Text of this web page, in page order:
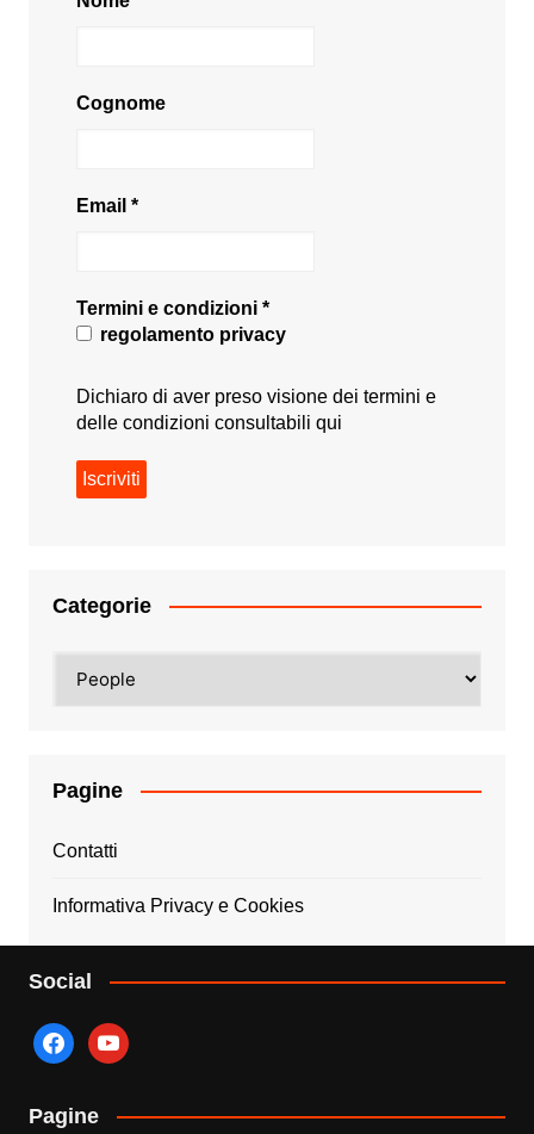
Cognome
Email *
Termini e condizioni *
regolamento privacy
Dichiaro di aver preso visione dei termini e
delle condizioni consultabili qui
Categorie
Pagine
Contatti
Informativa Privacy e Cookies
Social
facebookyoutube
Pagine